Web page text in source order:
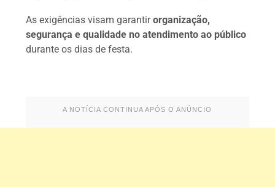
As exigências visam garantirorganização,
segurança e qualidade no atendimento ao público
durante os dias de festa.
A NOTÍCIA CONTINUA APÓS O ANÚNCIO